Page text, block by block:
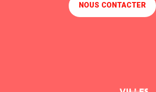
NOUS CONTACTER